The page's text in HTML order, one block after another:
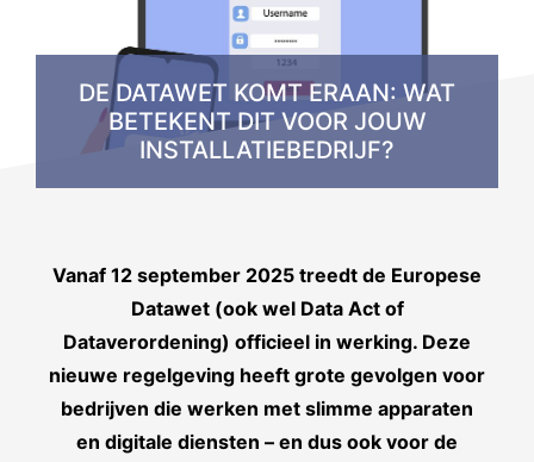
DE DATAWET KOMT ERAAN: WAT
BETEKENT DIT VOOR JOUW
INSTALLATIEBEDRIJF?
Vanaf 12 september 2025 treedt de Europese
Datawet (ook wel Data Act of
Dataverordening) officieel in werking. Deze
nieuwe regelgeving heeft grote gevolgen voor
bedrijven die werken met slimme apparaten
en digitale diensten – en dus ook voor de